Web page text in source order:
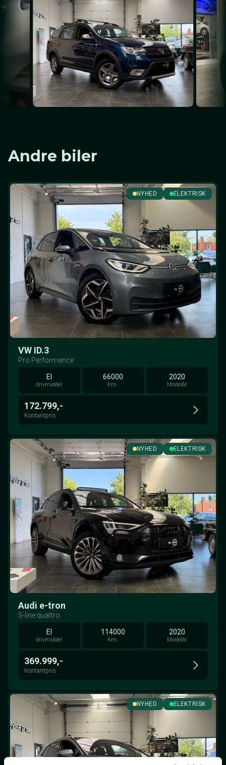
Andre biler
NYHED ELEKTRISK
VW ID.3
Pro Performance
El
drivmiddel
66000
Km.
2020
Modelår
172.799,-
Kontantpris
NYHED ELEKTRISK
Audi e-tron
S-line quattro
El
drivmiddel
114000
Km.
2020
Modelår
369.999,-
Kontantpris
NYHED ELEKTRISK